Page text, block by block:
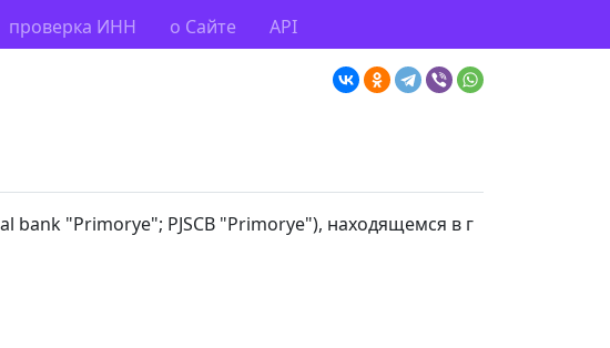
проверка ИНН о Сайте API
bank "Primorye"; PJSCB "Primorye"), находящемся в г